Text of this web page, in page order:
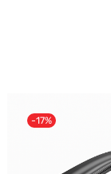
-17%